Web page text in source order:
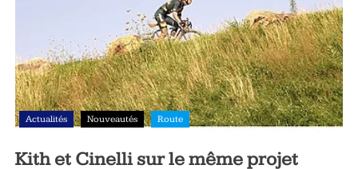
Actualités Nouveautés Route
Kith et Cinelli sur le même projet